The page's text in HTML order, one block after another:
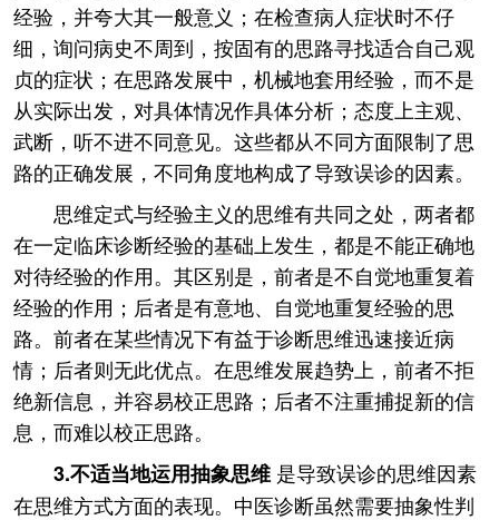
经验，并夸大其一般意义；在检查病人症状时不仔
细，询问病史不周到，按固有的思路寻找适合自己观
贞的症状；在思路发展中，机械地套用经验，而不是
从实际出发，对具体情况作具体分析；态度上主观、
武断，听不进不同意见。这些都从不同方面限制了思
路的正确发展，不同角度地构成了导致误诊的因素。
思维定式与经验主义的思维有共同之处，两者都
在一定临床诊断经验的基础上发生，都是不能正确地
对待经验的作用。其区别是，前者是不自觉地重复着
经验的作用；后者是有意地、自觉地重复经验的思
路。前者在某些情况下有益于诊断思维迅速接近病
情；后者则无此优点。在思维发展趋势上，前者不拒
绝新信息，并容易校正思路；后者不注重捕捉新的信
息，而难以校正思路。
3.不适当地运用抽象思维 是导致误诊的思维因素
在思维方式方面的表现。中医诊断虽然需要抽象性判